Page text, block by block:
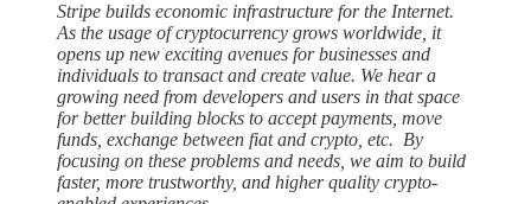
Stripe builds economic infrastructure for the Internet.
As the usage of cryptocurrency grows worldwide, it
opens up new exciting avenues for businesses and
individuals to transact and create value. We hear a
growing need from developers and users in that space
for better building blocks to accept payments, move
funds, exchange between fiat and crypto, etc. By
focusing on these problems and needs, we aim to build
faster, more trustworthy, and higher quality crypto-